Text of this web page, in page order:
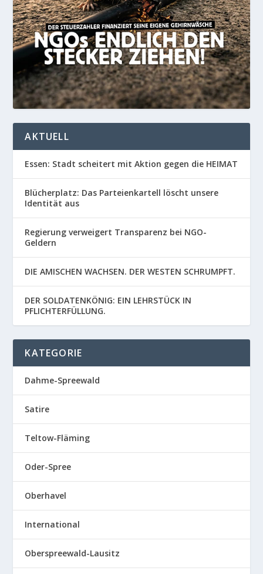
AKTUELL
Essen: Stadt scheitert mit Aktion gegen die HEIMAT
Blücherplatz: Das Parteienkartell löscht unsere
Identität aus
Regierung verweigert Transparenz bei NGO-
Geldern
DIE AMISCHEN WACHSEN. DER WESTEN SCHRUMPFT.
DER SOLDATENKÖNIG: EIN LEHRSTÜCK IN
PFLICHTERFÜLLUNG.
KATEGORIE
Dahme-Spreewald
Satire
Teltow-Fläming
Oder-Spree
Oberhavel
International
Oberspreewald-Lausitz